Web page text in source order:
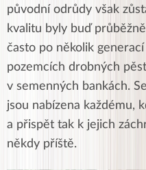
původní odrůdy však
kvalitu byly buď
často po několik
pozemcích drobných
v semenných bankách.
jsou nabízena každému,
a přispět tak k jejich
někdy příště.